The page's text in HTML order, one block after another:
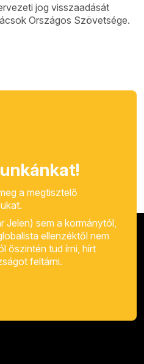
jog visszaadását
Országos Szövetsége.
a megtisztelő
Jelen) sem a kormánytól,
ellenzéktől nem
őszintén tud írni, hírt
feltárni.